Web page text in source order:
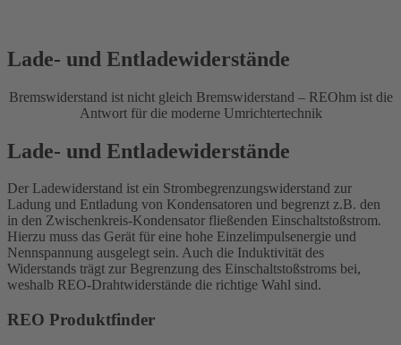
Lade- und Entladewiderstände
Bremswiderstand ist nicht gleich Bremswiderstand – REOhm ist die
Antwort für die moderne Umrichtertechnik
Lade- und Entladewiderstände
Der Ladewiderstand ist ein Strombegrenzungswiderstand zur
Ladung und Entladung von Kondensatoren und begrenzt z.B. den
in den Zwischenkreis-Kondensator fließenden Einschaltstoßstrom.
Hierzu muss das Gerät für eine hohe Einzelimpulsenergie und
Nennspannung ausgelegt sein. Auch die Induktivität des
Widerstands trägt zur Begrenzung des Einschaltstoßstroms bei,
weshalb REO-Drahtwiderstände die richtige Wahl sind.
REO Produktfinder